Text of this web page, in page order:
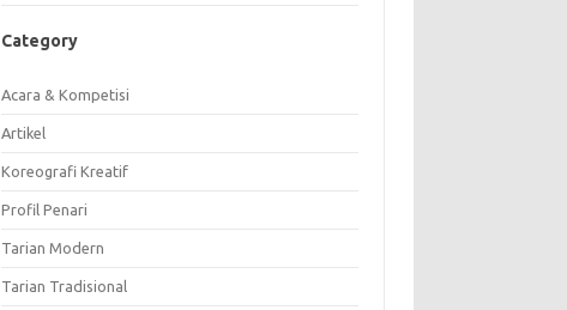
Category
Acara & Kompetisi
Artikel
Koreografi Kreatif
Profil Penari
Tarian Modern
Tarian Tradisional